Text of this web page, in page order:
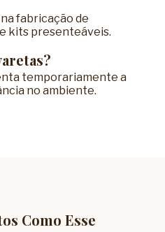
fabricação de
kits presenteáveis.
temporariamente a
no ambiente.
Como Esse